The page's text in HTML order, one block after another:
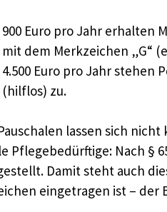
900 Euro pro Jahr erhalten
mit dem Merkzeichen „G“
4.500 Euro pro Jahr stehen
(hilflos) zu.
lassen sich
Pflegebedürftige: Nach §
Damit steht auch
eingetragen ist – der